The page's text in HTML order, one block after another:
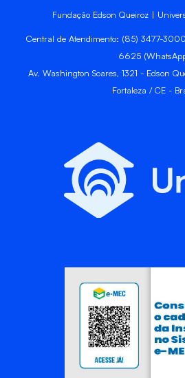
Fundação Edson Queiroz |
Central de Atendimento: (85) 3477-
6625
Av. Washington Soares, 1321 - Edson
Fortaleza / CE -